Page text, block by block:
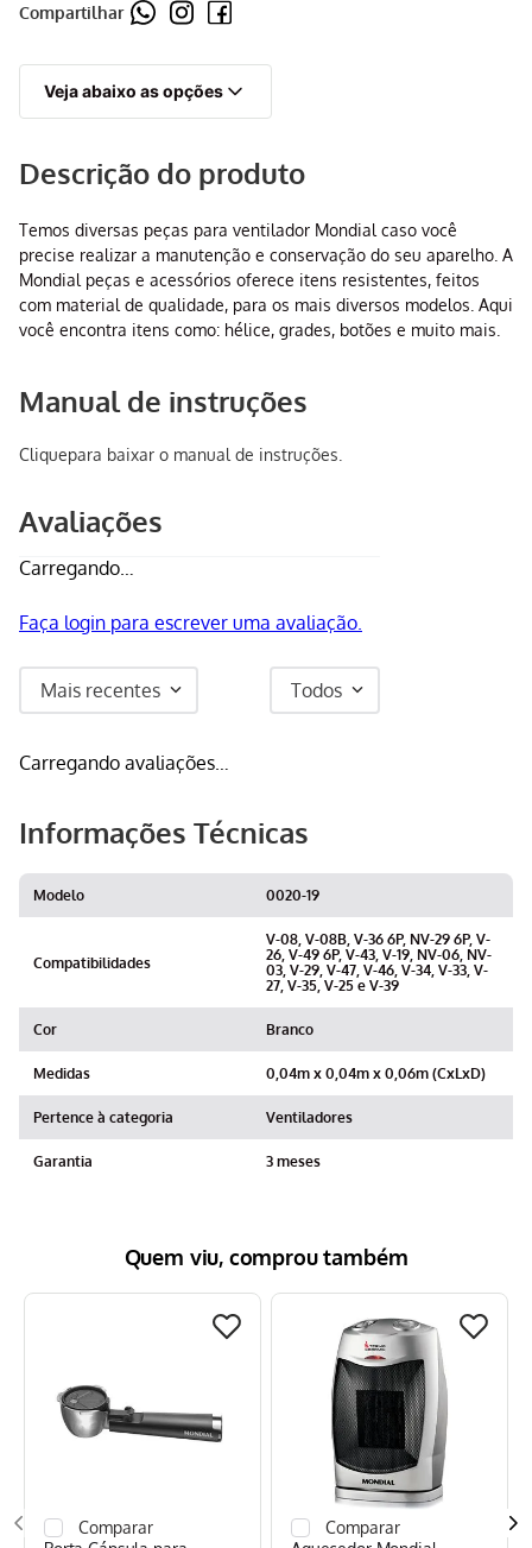
Compartilhar
Veja abaixo as opções
Descrição do produto
Temos diversas peças para ventilador Mondial caso você
precise realizar a manutenção e conservação do seu aparelho. A
Mondial peças e acessórios oferece itens resistentes, feitos
com material de qualidade, para os mais diversos modelos. Aqui
você encontra itens como: hélice, grades, botões e muito mais.
Manual de instruções
Cliquepara baixar o manual de instruções.
Avaliações
Carregando…
Faça login para escrever uma avaliação.
Mais recentes Todos
Carregando avaliações…
Informações Técnicas
Modelo 0020-19
Compatibilidades
V-08, V-08B, V-36 6P, NV-29 6P, V-
26, V-49 6P, V-43, V-19, NV-06, NV-
03, V-29, V-47, V-46, V-34, V-33, V-
27, V-35, V-25 e V-39
Cor Branco
Medidas 0,04m x 0,04m x 0,06m (CxLxD)
Pertence à categoria Ventiladores
Garantia 3 meses
Quem viu, comprou também